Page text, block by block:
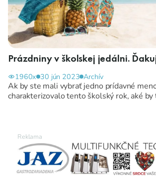
Prázdniny v školskej jedálni.
1960x 30 jún 2023 Archív
Ak by ste mali vybrať jedno prídavné
charakterizovalo tento školský rok, aké by